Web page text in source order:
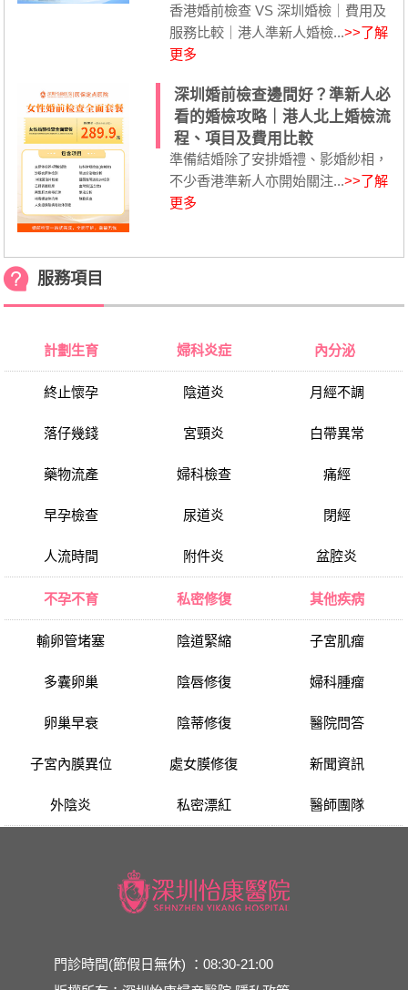
香港婚前檢查 VS 深圳婚檢｜費用及
服務比較｜港人準新人婚檢...>>了解
更多
深圳婚前檢查邊間好？準新人必
看的婚檢攻略｜港人北上婚檢流
程、項目及費用比較
準備結婚除了安排婚禮、影婚紗相，
不少香港準新人亦開始關注...>>了解
更多
服務項目
計劃生育
終止懷孕
落仔幾錢
藥物流產
早孕檢查
人流時間
婦科炎症
陰道炎
宮頸炎
婦科檢查
尿道炎
附件炎
內分泌
月經不調
白帶異常
痛經
閉經
盆腔炎
不孕不育
輸卵管堵塞
多囊卵巢
卵巢早衰
子宮內膜異位
外陰炎
私密修復
陰道緊縮
陰唇修復
陰蒂修復
處女膜修復
私密漂紅
其他疾病
子宮肌瘤
婦科腫瘤
醫院問答
新聞資訊
醫師團隊
門診時間(節假日無休) ：08:30-21:00